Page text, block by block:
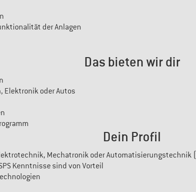
der Anlagen
Das bieten wir dir
Elektronik oder Autos
Dein Profil
Mechatronik oder Automatisierungstechnik
Kenntnisse sind von Vorteil